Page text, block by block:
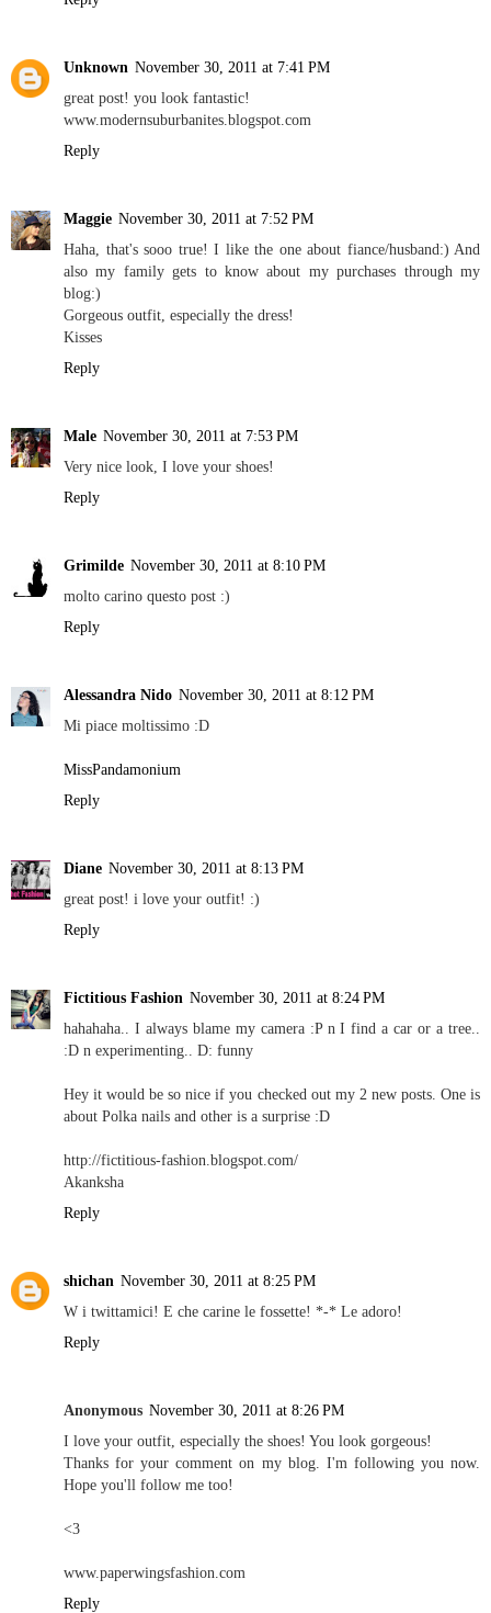
Unknown November 30, 2011 at 7:41 PM
great post! you look fantastic!
www.modernsuburbanites.blogspot.com
Reply
Maggie November 30, 2011 at 7:52 PM
Haha, that's sooo true! I like the one about fiance/husband:) And
also my family gets to know about my purchases through my
blog:)
Gorgeous outfit, especially the dress!
Kisses
Reply
Male November 30, 2011 at 7:53 PM
Very nice look, I love your shoes!
Reply
Grimilde November 30, 2011 at 8:10 PM
molto carino questo post :)
Reply
Alessandra Nido November 30, 2011 at 8:12 PM
Mi piace moltissimo :D
MissPandamonium
Reply
Diane November 30, 2011 at 8:13 PM
great post! i love your outfit! :)
Reply
Fictitious Fashion November 30, 2011 at 8:24 PM
hahahaha.. I always blame my camera :P n I find a car or a tree..
:D n experimenting.. D: funny
Hey it would be so nice if you checked out my 2 new posts. One is
about Polka nails and other is a surprise :D
http://fictitious-fashion.blogspot.com/
Akanksha
Reply
shichan November 30, 2011 at 8:25 PM
W i twittamici! E che carine le fossette! *-* Le adoro!
Reply
Anonymous November 30, 2011 at 8:26 PM
I love your outfit, especially the shoes! You look gorgeous!
Thanks for your comment on my blog. I'm following you now.
Hope you'll follow me too!
<3
www.paperwingsfashion.com
Reply